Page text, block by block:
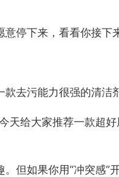
停下来，看看你接下
去污能力很强的清洁
天给大家推荐一款超
但如果你用“冲突感”